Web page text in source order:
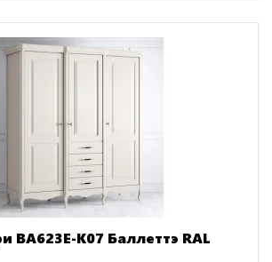
BA623E-K07 Баллеттэ RAL